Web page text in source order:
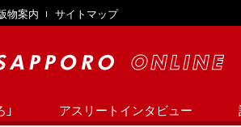
物案内 サイトマップ
アスリートインタビュー